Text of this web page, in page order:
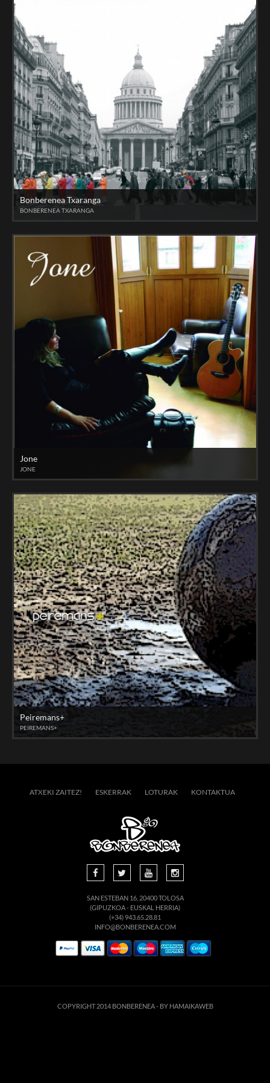
Bonberenea Txaranga
BONBERENEA TXARANGA
Jone
JONE
Peiremans+
PEIREMANS+
ATXEKI ZAITEZ! ESKERRAK LOTURAK KONTAKTUA
SAN ESTEBAN 16, 20400 TOLOSA
(GIPUZKOA - EUSKAL HERRIA)
(+34) 943.65.28.81
INFO@BONBERENEA.COM
COPYRIGHT 2014 BONBERENEA - BY HAMAIKAWEB